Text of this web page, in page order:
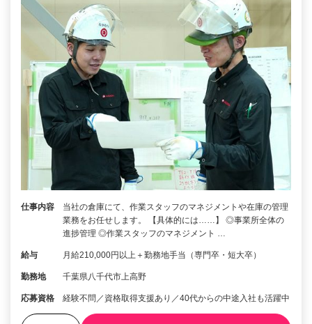
仕事内容
当社の倉庫にて、作業スタッフのマネジメントや在庫の管理
業務をお任せします。 【具体的には……】 ◎事業所全体の
進捗管理 ◎作業スタッフのマネジメント …
給与 月給210,000円以上＋勤務地手当（専門卒・短大卒）
勤務地 千葉県八千代市上高野
応募資格 経験不問／資格取得支援あり／40代からの中途入社も活躍中